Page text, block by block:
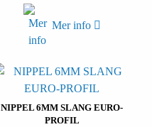
Mer info
NIPPEL 6MM SLANG EURO-
PROFIL